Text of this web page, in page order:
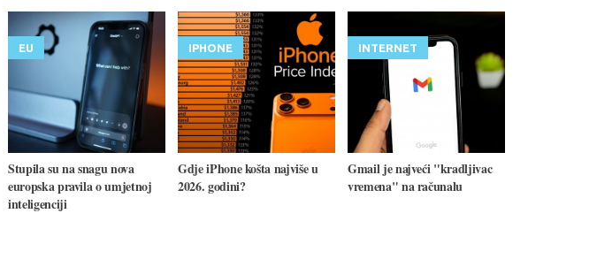
EU
Stupila su na snagu nova
europska pravila o umjetnoj
inteligenciji
IPHONE
Gdje iPhone košta najviše u
2026. godini?
INTERNET
Gmail je najveći "kradljivac
vremena" na računalu